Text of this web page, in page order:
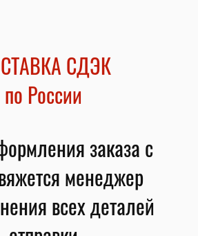
СДЭК
по России
заказа с
менеджер
всех деталей